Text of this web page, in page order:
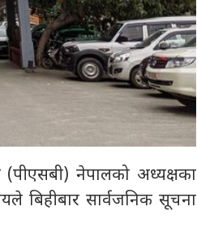
(पीएसबी) नेपालको अध्यक्षका
बिहीबार सार्वजनिक सूचना